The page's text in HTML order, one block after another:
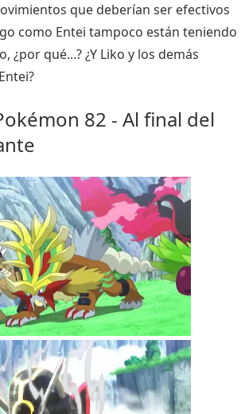
que deberían ser efectivos
como Entei tampoco están teniendo
¿por qué...? ¿Y Liko y los demás
82 - Al final del